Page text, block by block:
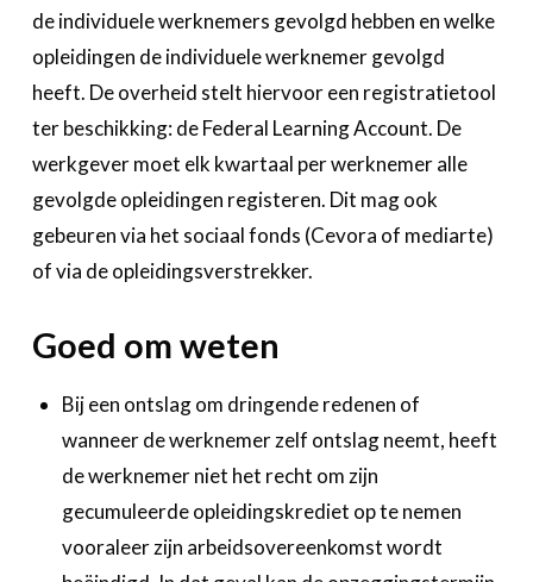
de individuele werknemers gevolgd hebben en welke
opleidingen de individuele werknemer gevolgd
heeft. De overheid stelt hiervoor een registratietool
ter beschikking: de Federal Learning Account. De
werkgever moet elk kwartaal per werknemer alle
gevolgde opleidingen registeren. Dit mag ook
gebeuren via het sociaal fonds (Cevora of mediarte)
of via de opleidingsverstrekker.
Goed om weten
Bij een ontslag om dringende redenen of
wanneer de werknemer zelf ontslag neemt, heeft
de werknemer niet het recht om zijn
gecumuleerde opleidingskrediet op te nemen
vooraleer zijn arbeidsovereenkomst wordt